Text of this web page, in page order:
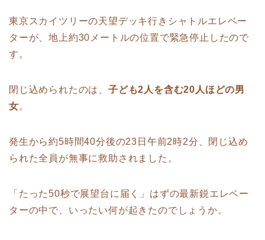
東京スカイツリーの天望デッキ行きシャトルエレベー
ターが、地上約30メートルの位置で緊急停止したので
す。
閉じ込められたのは、 子ども2人を含む20人ほどの男
女。
発生から約5時間40分後の23日午前2時2分、閉じ込め
られた全員が無事に救助されました。
「たった50秒で展望台に届く」はずの最新鋭エレベー
ターの中で、いったい何が起きたのでしょうか。